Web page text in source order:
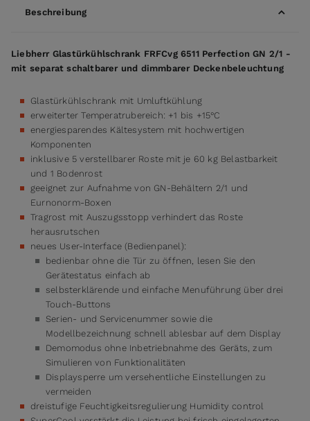
Beschreibung
Liebherr Glastürkühlschrank FRFCvg 6511 Perfection GN 2/1 -
mit separat schaltbarer und dimmbarer Deckenbeleuchtung
Glastürkühlschrank mit Umluftkühlung
erweiterter Temperatrubereich: +1 bis +15°C
energiesparendes Kältesystem mit hochwertigen
Komponenten
inklusive 5 verstellbarer Roste mit je 60 kg Belastbarkeit
und 1 Bodenrost
geeignet zur Aufnahme von GN-Behältern 2/1 und
Eurnonorm-Boxen
Tragrost mit Auszugsstopp verhindert das Roste
herausrutschen
neues User-Interface (Bedienpanel):
bedienbar ohne die Tür zu öffnen, lesen Sie den
Gerätestatus einfach ab
selbsterklärende und einfache Menuführung über drei
Touch-Buttons
Serien- und Servicenummer sowie die
Modellbezeichnung schnell ablesbar auf dem Display
Demomodus ohne Inbetriebnahme des Geräts, zum
Simulieren von Funktionalitäten
Displaysperre um versehentliche Einstellungen zu
vermeiden
dreistufige Feuchtigkeitsregulierung Humidity control